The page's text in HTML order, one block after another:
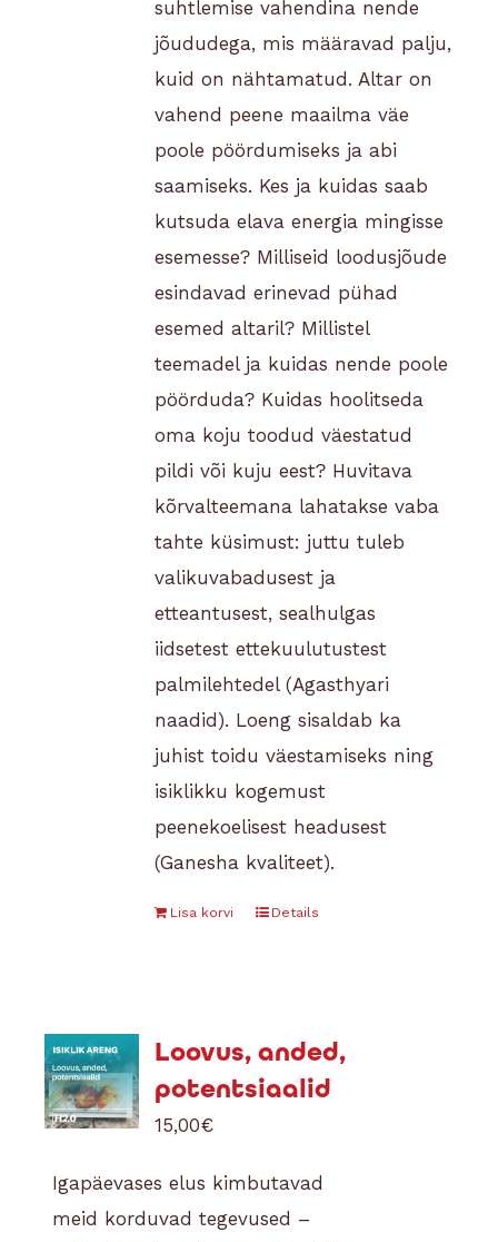
suhtlemise vahendina nende
jõududega, mis määravad palju,
kuid on nähtamatud. Altar on
vahend peene maailma väe
poole pöördumiseks ja abi
saamiseks. Kes ja kuidas saab
kutsuda elava energia mingisse
esemesse? Milliseid loodusjõude
esindavad erinevad pühad
esemed altaril? Millistel
teemadel ja kuidas nende poole
pöörduda? Kuidas hoolitseda
oma koju toodud väestatud
pildi või kuju eest? Huvitava
kõrvalteemana lahatakse vaba
tahte küsimust: juttu tuleb
valikuvabadusest ja
etteantusest, sealhulgas
iidsetest ettekuulutustest
palmilehtedel (Agasthyari
naadid). Loeng sisaldab ka
juhist toidu väestamiseks ning
isiklikku kogemust
peenekoelisest headusest
(Ganesha kvaliteet).
Lisa korvi Details
Loovus, anded,
potentsiaalid
15,00€
Igapäevases elus kimbutavad
meid korduvad tegevused –